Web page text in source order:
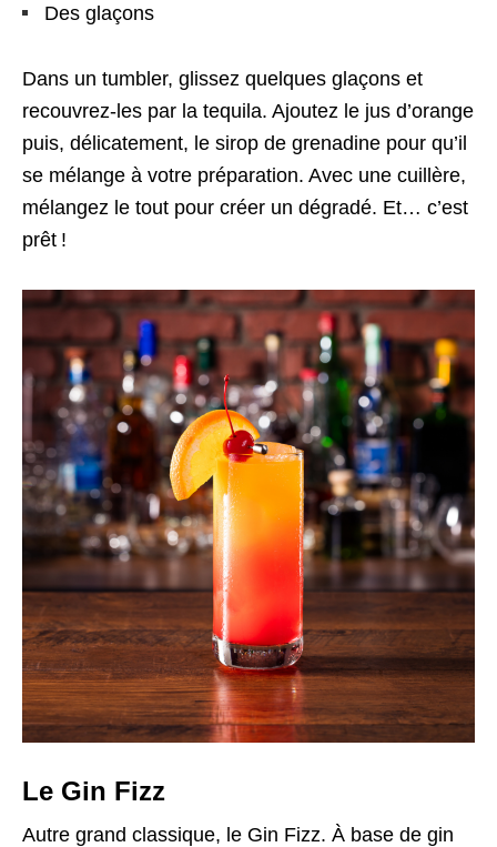
Des glaçons
Dans un tumbler, glissez quelques glaçons et
recouvrez-les par la tequila. Ajoutez le jus d’orange
puis, délicatement, le sirop de grenadine pour qu’il
se mélange à votre préparation. Avec une cuillère,
mélangez le tout pour créer un dégradé. Et… c’est
prêt !
Le Gin Fizz
Autre grand classique, le Gin Fizz. À base de gin